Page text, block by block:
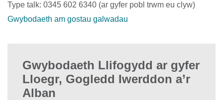
Type talk: 0345 602 6340 (ar gyfer pobl trwm eu clyw)
Gwybodaeth am gostau galwadau
Gwybodaeth Llifogydd ar gyfer
Lloegr, Gogledd Iwerddon a’r
Alban